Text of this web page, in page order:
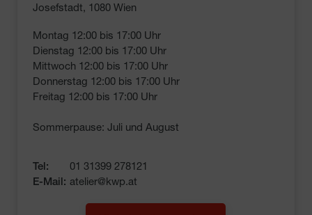
Josefstadt, 1080 Wien
Montag 12:00 bis 17:00 Uhr
Dienstag 12:00 bis 17:00 Uhr
Mittwoch 12:00 bis 17:00 Uhr
Donnerstag 12:00 bis 17:00 Uhr
Freitag 12:00 bis 17:00 Uhr
Sommerpause: Juli und August
Tel:
01 31399 278121
E-Mail: atelier@kwp.at